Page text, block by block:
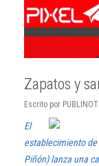
Zapatos y
Escrito por
El
establecimiento
Piñón) lanza una